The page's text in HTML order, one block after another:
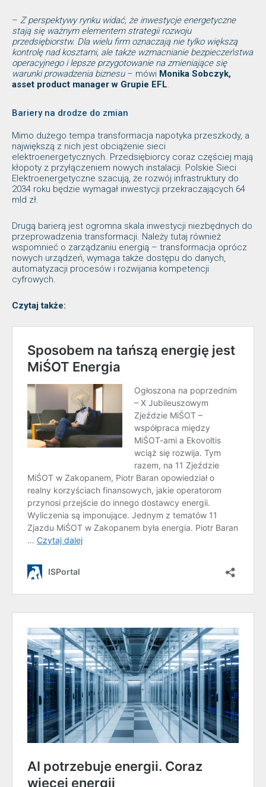
– Z perspektywy rynku widać, że inwestycje energetyczne
stają się ważnym elementem strategii rozwoju
przedsiębiorstw. Dla wielu firm oznaczają nie tylko większą
kontrolę nad kosztami, ale także wzmacnianie bezpieczeństwa
operacyjnego i lepsze przygotowanie na zmieniające się
warunki prowadzenia biznesu– mówi Monika Sobczyk,
asset product manager w Grupie EFL.
Bariery na drodze do zmian
Mimo dużego tempa transformacja napotyka przeszkody, a
największą z nich jest obciążenie sieci
elektroenergetycznych. Przedsiębiorcy coraz częściej mają
kłopoty z przyłączeniem nowych instalacji. Polskie Sieci
Elektroenergetyczne szacują, że rozwój infrastruktury do
2034 roku będzie wymagał inwestycji przekraczających 64
mld zł.
Drugą barierą jest ogromna skala inwestycji niezbędnych do
przeprowadzenia transformacji. Należy tutaj również
wspomnieć o zarządzaniu energią – transformacja oprócz
nowych urządzeń, wymaga także dostępu do danych,
automatyzacji procesów i rozwijania kompetencji
cyfrowych.
Czytaj także: